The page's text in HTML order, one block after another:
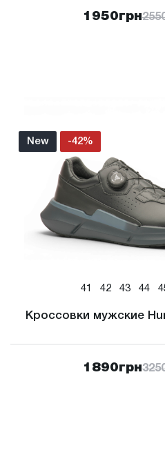
1950грн
New -42%
41 42 43 44
Кроссовки мужские
1890грн